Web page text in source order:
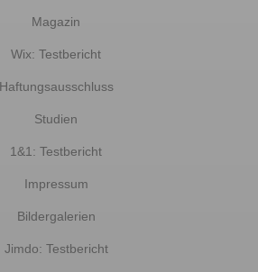
Magazin
Wix: Testbericht
Haftungsausschluss
Studien
1&1: Testbericht
Impressum
Bildergalerien
Jimdo: Testbericht